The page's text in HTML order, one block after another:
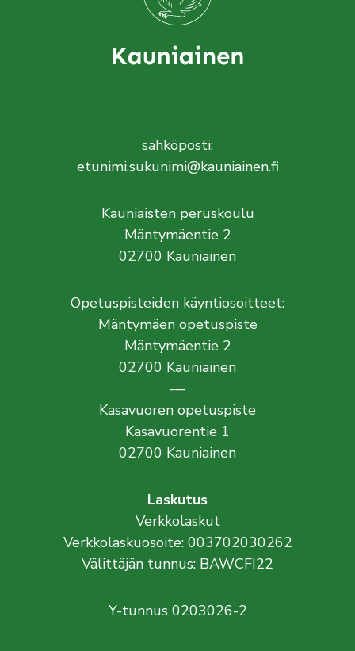
sähköposti:
etunimi.sukunimi@kauniainen.fi
Kauniaisten peruskoulu
Mäntymäentie 2
02700 Kauniainen
Opetuspisteiden käyntiosoitteet:
Mäntymäen opetuspiste
Mäntymäentie 2
02700 Kauniainen
—
Kasavuoren opetuspiste
Kasavuorentie 1
02700 Kauniainen
Laskutus
Verkkolaskut
Verkkolaskuosoite: 003702030262
Välittäjän tunnus: BAWCFI22
Y-tunnus 0203026-2